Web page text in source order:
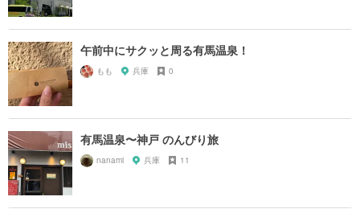
午前中にサクッと周る有馬温泉！
もも 兵庫 0
有馬温泉〜神戸 のんびり旅
nanami 兵庫 11